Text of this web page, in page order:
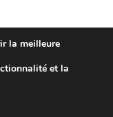
la meilleure
et la